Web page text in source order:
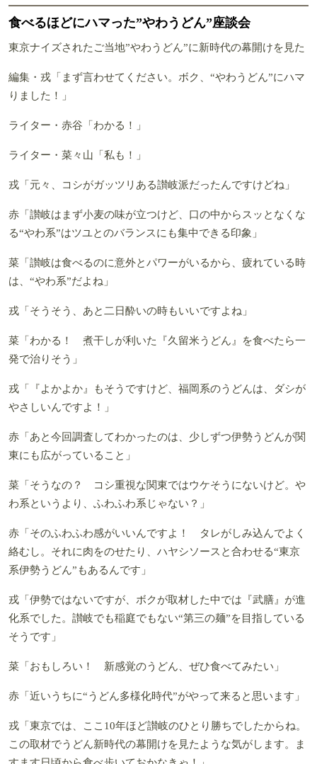
食べるほどにハマった”やわうどん”座談会
東京ナイズされたご当地”やわうどん”に新時代の幕開けを見た
編集・戎 「まず言わせてください。ボク、“やわうどん”にハマ
りました！」
ライター・赤谷 「わかる！」
ライター・菜々山 「私も！」
戎 「元々、コシがガッツリある讃岐派だったんですけどね」
赤 「讃岐はまず小麦の味が立つけど、口の中からスッとなくな
る“やわ系”はツユとのバランスにも集中できる印象」
菜 「讃岐は食べるのに意外とパワーがいるから、疲れている時
は、“やわ系”だよね」
戎 「そうそう、あと二日酔いの時もいいですよね」
菜 「わかる！ 煮干しが利いた『久留米うどん』を食べたら一
発で治りそう」
戎 「『よかよか』もそうですけど、福岡系のうどんは、ダシが
やさしいんですよ！」
赤 「あと今回調査してわかったのは、少しずつ伊勢うどんが関
東にも広がっていること」
菜 「そうなの？ コシ重視な関東ではウケそうにないけど。や
わ系というより、ふわふわ系じゃない？」
赤 「そのふわふわ感がいいんですよ！ タレがしみ込んでよく
絡むし。それに肉をのせたり、ハヤシソースと合わせる“東京
系伊勢うどん”もあるんです」
戎 「伊勢ではないですが、ボクが取材した中では『武膳』が進
化系でした。讃岐でも稲庭でもない“第三の麺”を目指している
そうです」
菜 「おもしろい！ 新感覚のうどん、ぜひ食べてみたい」
赤 「近いうちに“うどん多様化時代”がやって来ると思います」
戎 「東京では、ここ10年ほど讃岐のひとり勝ちでしたからね。
この取材でうどん新時代の幕開けを見たような気がします。ま